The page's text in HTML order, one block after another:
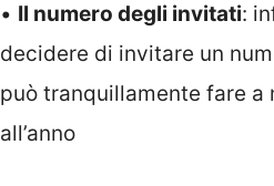
• Il numero degli invitati:
decidere di invitare un
può tranquillamente fare
all’anno